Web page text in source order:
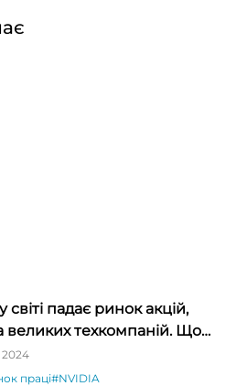
світі падає ринок акцій,
великих техкомпаній. Що
праці#NVIDIA